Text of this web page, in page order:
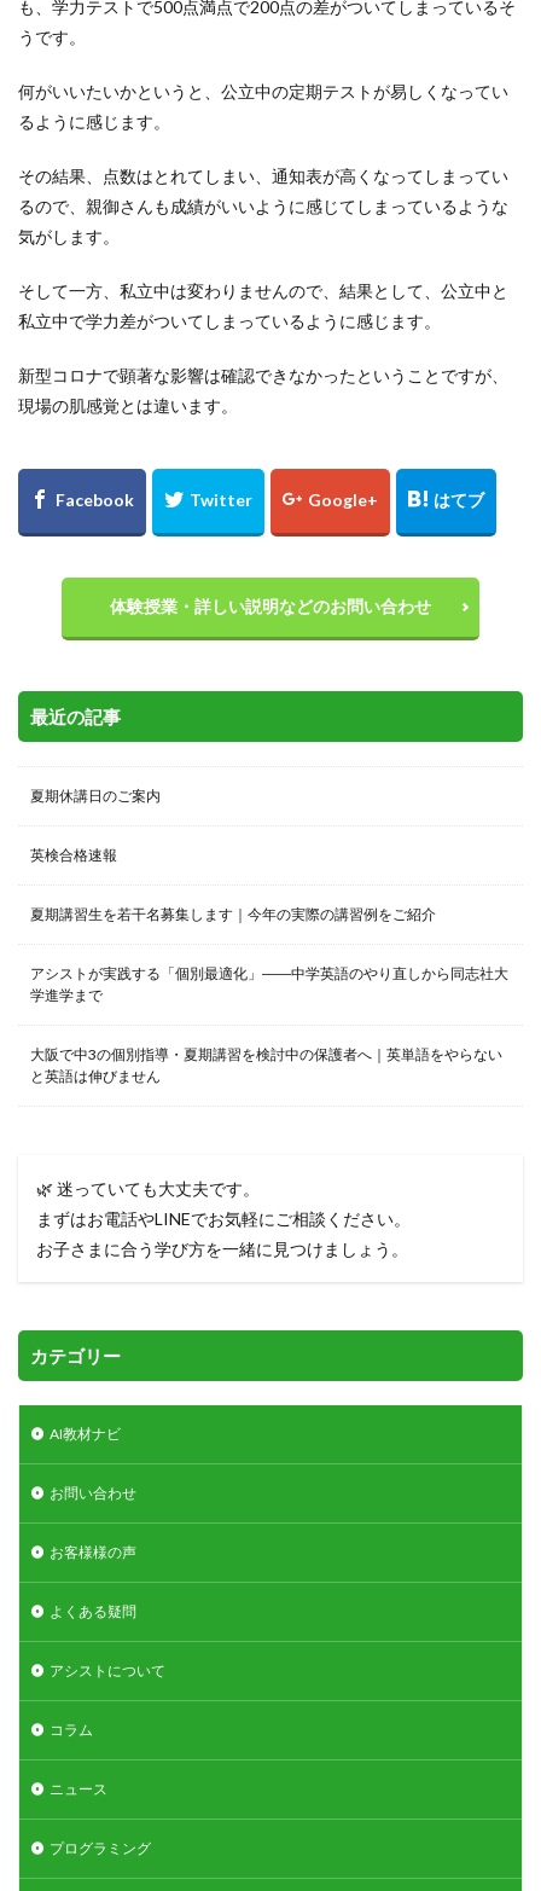
も、学力テストで500点満点で200点の差がついてしまっているそ
うです。
何がいいたいかというと、公立中の定期テストが易しくなってい
るように感じます。
その結果、点数はとれてしまい、通知表が高くなってしまってい
るので、親御さんも成績がいいように感じてしまっているような
気がします。
そして一方、私立中は変わりませんので、結果として、公立中と
私立中で学力差がついてしまっているように感じます。
新型コロナで顕著な影響は確認できなかったということですが、
現場の肌感覚とは違います。
体験授業・詳しい説明などのお問い合わせ
最近の記事
夏期休講日のご案内
英検合格速報
夏期講習生を若干名募集します｜今年の実際の講習例をご紹介
アシストが実践する「個別最適化」――中学英語のやり直しから同志社大
学進学まで
大阪で中3の個別指導・夏期講習を検討中の保護者へ｜英単語をやらない
と英語は伸びません
🌿 迷っていても大丈夫です。
まずはお電話やLINEでお気軽にご相談ください。
お子さまに合う学び方を一緒に見つけましょう。
カテゴリー
AI教材ナビ
お問い合わせ
お客様様の声
よくある疑問
アシストについて
コラム
ニュース
プログラミング